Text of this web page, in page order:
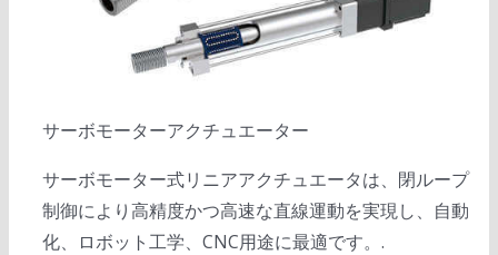
サーボモーターアクチュエーター
サーボモーター式リニアアクチュエータは、閉ループ
制御により高精度かつ高速な直線運動を実現し、自動
化、ロボット工学、CNC用途に最適です。.